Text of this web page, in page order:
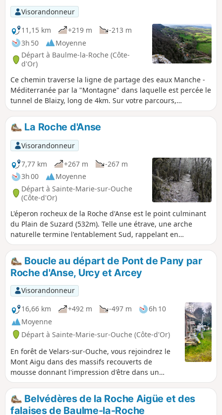
Visorandonneur
11,15 km
+219 m
-213 m
3h 50
Moyenne
Départ à Baulme-la-Roche (Côte-
d'Or)
Ce chemin traverse la ligne de partage des eaux Manche -
Méditerranée par la "Montagne" dans laquelle est percée le
tunnel de Blaizy, long de 4km. Sur votre parcours,
découvrez le puits XV, le panorama sur la vallée de l'Ouche
et la falaise de Baulme la Roche.
La Roche d'Anse
Visorandonneur
7,77 km
+267 m
-267 m
3h 00
Moyenne
Départ à Sainte-Marie-sur-Ouche
(Côte-d'Or)
L'éperon rocheux de la Roche d'Anse est le point culminant
du Plain de Suzard (532m). Telle une étrave, une arche
naturelle termine l'entablement Sud, rappelant en
réduction celle de la falaise d’Étretat.
Boucle au départ de Pont de Pany par
Roche d'Anse, Urcy et Arcey
Visorandonneur
16,66 km
+492 m -497 m
6h 10
Moyenne
Départ à Sainte-Marie-sur-Ouche (Côte-d'Or)
En forêt de Velars-sur-Ouche, vous rejoindrez le
Mont Aigu dans des massifs recouverts de
mousse donnant l'impression d'être dans un
univers spectaculaire. Au point de vue de la
Roche d'Anse, un panorama s'offre sur les plaines
et massifs forestiers environnants. Vous ne
Belvédères de la Roche Aigüe et des
falaises de Baulme-la-Roche